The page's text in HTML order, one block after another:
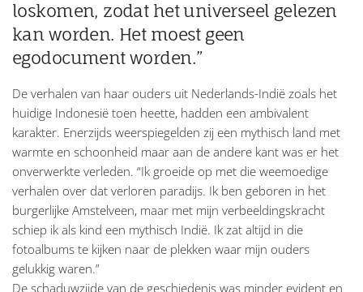
loskomen, zodat het universeel gelezen
kan worden. Het moest geen
egodocument worden.”
De verhalen van haar ouders uit Nederlands-Indië zoals het
huidige Indonesië toen heette, hadden een ambivalent
karakter. Enerzijds weerspiegelden zij een mythisch land met
warmte en schoonheid maar aan de andere kant was er het
onverwerkte verleden. “Ik groeide op met die weemoedige
verhalen over dat verloren paradijs. Ik ben geboren in het
burgerlijke Amstelveen, maar met mijn verbeeldingskracht
schiep ik als kind een mythisch Indië. Ik zat altijd in die
fotoalbums te kijken naar de plekken waar mijn ouders
gelukkig waren.”
De schaduwzijde van de geschiedenis was minder evident en